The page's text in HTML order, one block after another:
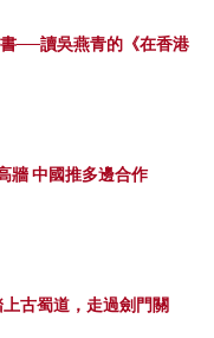
──讀吳燕青的《在香港
牆 中國推多邊合作
古蜀道，走過劍門關